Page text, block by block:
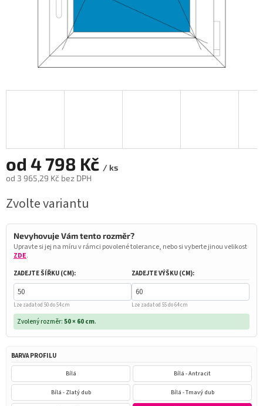
od 4 798 Kč / ks
od 3 965,29 Kč bez DPH
cena:
Zvolte variantu
Nevyhovuje Vám tento rozměr?
Upravte si jej na míru v rámci povolené tolerance, nebo si vyberte jinou velikost
ZDE.
ZADEJTE ŠÍŘKU (CM):
Lze zadat od 50 do 54 cm
ZADEJTE VÝŠKU (CM):
Lze zadat od 55 do 64 cm
Zvolený rozměr: 50 × 60 cm.
BARVA PROFILU
Bílá Bílá - Antracit
Bílá - Zlatý dub Bílá - Tmavý dub